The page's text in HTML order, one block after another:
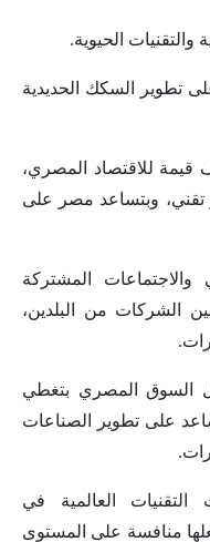
الحيوية.
تطوير السكك الحديدية
قيمة للاقتصاد المصري،
وبتساعد مصر على
والاجتماعات المشتركة
الشركات من البلدين،
السوق المصري بتغطي
على تطوير الصناعات
التقنيات العالمية في
منافسة على المستوى